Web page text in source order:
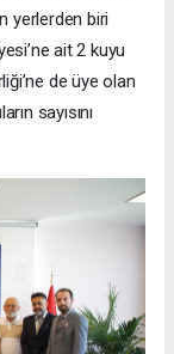
yerlerden biri
ait 2 kuyu
de üye olan
sayısını